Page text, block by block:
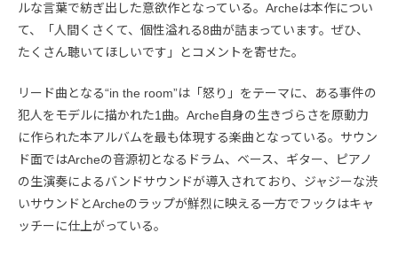
ルな言葉で紡ぎ出した意欲作となっている。Archeは本作につい
て、「人間くさくて、個性溢れる8曲が詰まっています。ぜひ、
たくさん聴いてほしいです」とコメントを寄せた。
リード曲となる“in the room”は「怒り」をテーマに、ある事件の
犯人をモデルに描かれた1曲。Arche自身の生きづらさを原動力
に作られた本アルバムを最も体現する楽曲となっている。サウン
ド面ではArcheの音源初となるドラム、ベース、ギター、ピアノ
の生演奏によるバンドサウンドが導入されており、ジャジーな渋
いサウンドとArcheのラップが鮮烈に映える一方でフックはキャ
ッチーに仕上がっている。